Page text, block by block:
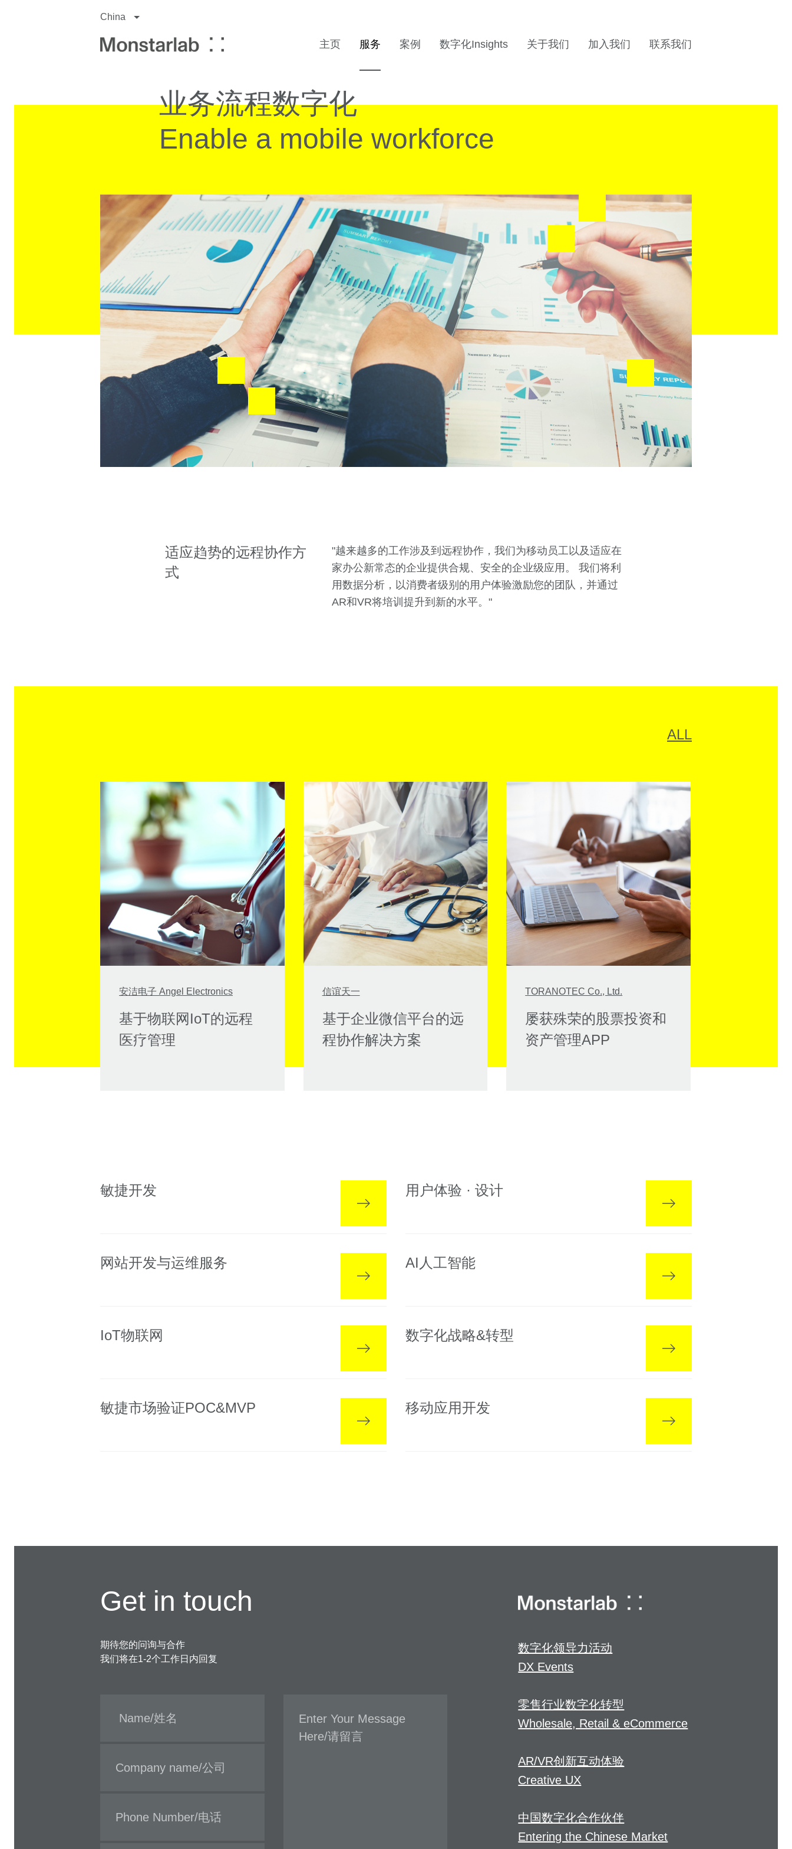
China
主页 服务 案例 数字化Insights 关于我们 加入我们 联系我们
业务流程数字化
Enable a mobile workforce
适应趋势的远程协作方
式
"越来越多的工作涉及到远程协作，我们为移动员工以及适应在
家办公新常态的企业提供合规、安全的企业级应用。 我们将利
用数据分析，以消费者级别的用户体验激励您的团队，并通过
AR和VR将培训提升到新的水平。"
ALL
安洁电子 Angel Electronics
基于物联网IoT的远程
医疗管理
信谊天一
基于企业微信平台的远
程协作解决方案
TORANOTEC Co., Ltd.
屡获殊荣的股票投资和
资产管理APP
敏捷开发 用户体验 · 设计
网站开发与运维服务 AI人工智能
IoT物联网 数字化战略&转型
敏捷市场验证POC&MVP 移动应用开发
Get in touch
期待您的问询与合作
我们将在1-2个工作日内回复
数字化领导力活动
DX Events
零售行业数字化转型
Wholesale, Retail & eCommerce
AR/VR创新互动体验
Creative UX
中国数字化合作伙伴
Entering the Chinese Market